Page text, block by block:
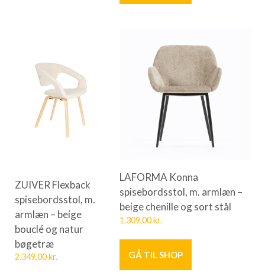
ZUIVER Flexback
spisebordsstol, m.
armlæn – beige
bouclé og natur
bøgetræ
2.349,00kr.
LAFORMA Konna
spisebordsstol, m. armlæn –
beige chenille og sort stål
1.309,00kr.
GÅ TIL SHOP